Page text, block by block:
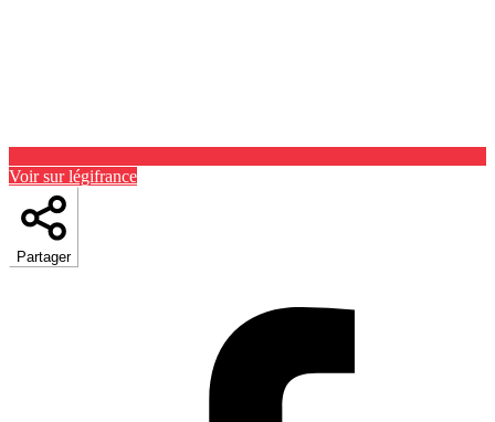
Voir sur légifrance
Partager